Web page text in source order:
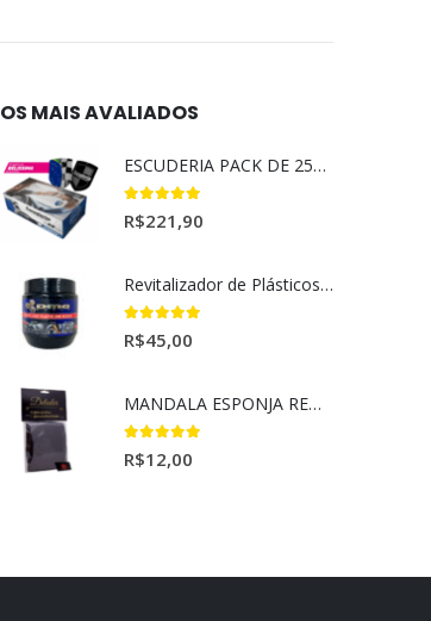
OS MAIS AVALIADOS
ESCUDERIA PACK DE 25UN BELISSIMA
5.00
R$221,90
Revitalizador de Plásticos e Borrachas Dmg 220gr
5.00
R$45,00
MANDALA ESPONJA REMOVEDORA DE INSETO
5.00
R$12,00